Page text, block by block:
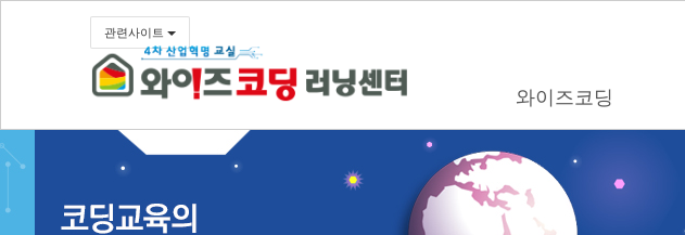
관련사이트
와이즈코딩